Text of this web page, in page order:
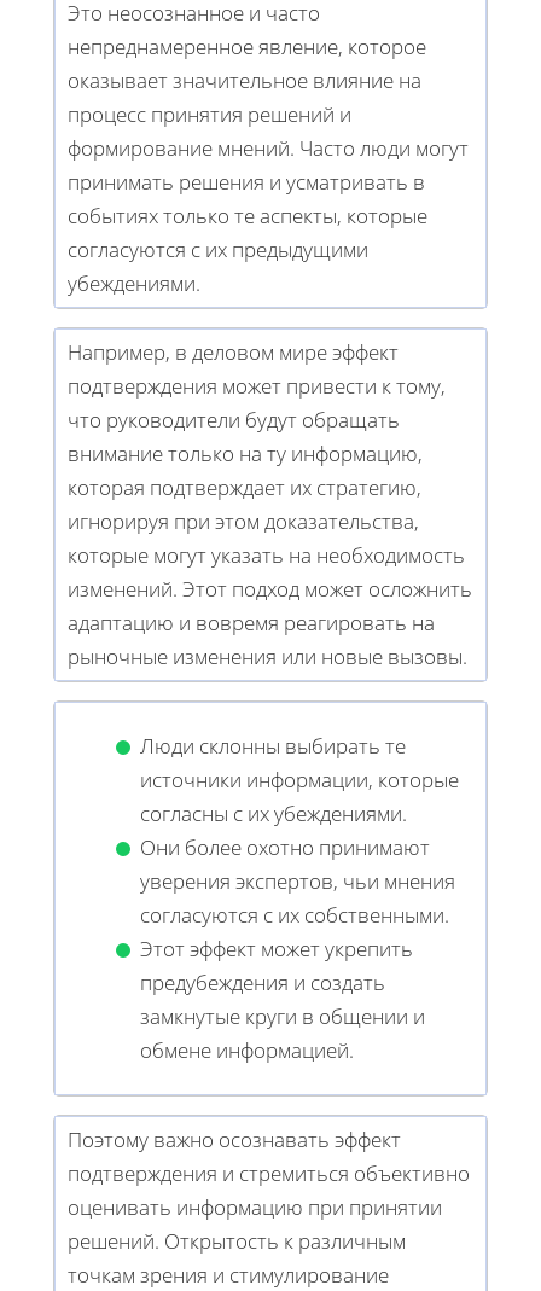
Это неосознанное и часто
непреднамеренное явление, которое
оказывает значительное влияние на
процесс принятия решений и
формирование мнений. Часто люди могут
принимать решения и усматривать в
событиях только те аспекты, которые
согласуются с их предыдущими
убеждениями.
Например, в деловом мире эффект
подтверждения может привести к тому,
что руководители будут обращать
внимание только на ту информацию,
которая подтверждает их стратегию,
игнорируя при этом доказательства,
которые могут указать на необходимость
изменений. Этот подход может осложнить
адаптацию и вовремя реагировать на
рыночные изменения или новые вызовы.
Люди склонны выбирать те
источники информации, которые
согласны с их убеждениями.
Они более охотно принимают
уверения экспертов, чьи мнения
согласуются с их собственными.
Этот эффект может укрепить
предубеждения и создать
замкнутые круги в общении и
обмене информацией.
Поэтому важно осознавать эффект
подтверждения и стремиться объективно
оценивать информацию при принятии
решений. Открытость к различным
точкам зрения и стимулирование